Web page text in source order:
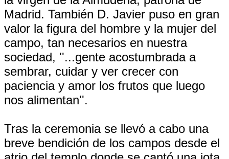
Madrid. También D. Javier puso en gran
valor la figura del hombre y la mujer del
campo, tan necesarios en nuestra
sociedad, ''...gente acostumbrada a
sembrar, cuidar y ver crecer con
paciencia y amor los frutos que luego
nos alimentan''.
Tras la ceremonia se llevó a cabo una
breve bendición de los campos desde el